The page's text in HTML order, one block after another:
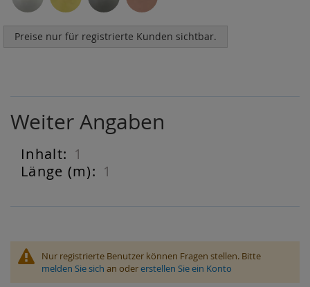
Preise nur für registrierte Kunden sichtbar.
Weiter Angaben
Weiter
Angaben
1
1
Nur registrierte Benutzer können Fragen stellen. Bitte
melden Sie sich an odererstellen Sie ein Konto